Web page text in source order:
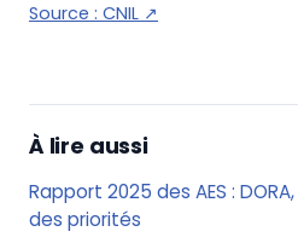
Source : CNIL ↗
À lire aussi
Rapport 2025 des AES :
des priorités